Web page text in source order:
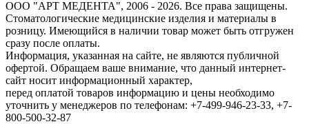
ООО "АРТ МЕДЕНТА", 2006 - 2026. Все права защищены.
Стоматологические медицинские изделия и материалы в
розницу. Имеющийся в наличии товар может быть отгружен
сразу после оплаты.
Информация, указанная на сайте, не являются публичной
офертой. Обращаем ваше внимание, что данный интернет-
сайт носит информационный характер,
перед оплатой товаров информацию и цены необходимо
уточнить у менеджеров по телефонам: +7-499-946-23-33, +7-
800-500-32-87